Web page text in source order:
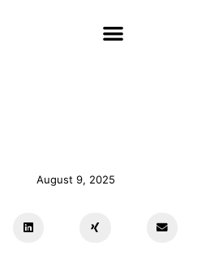
August 9, 2025